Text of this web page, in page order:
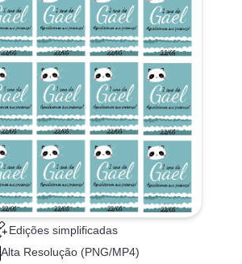
Edições simplificadas
Alta Resolução (PNG/MP4)